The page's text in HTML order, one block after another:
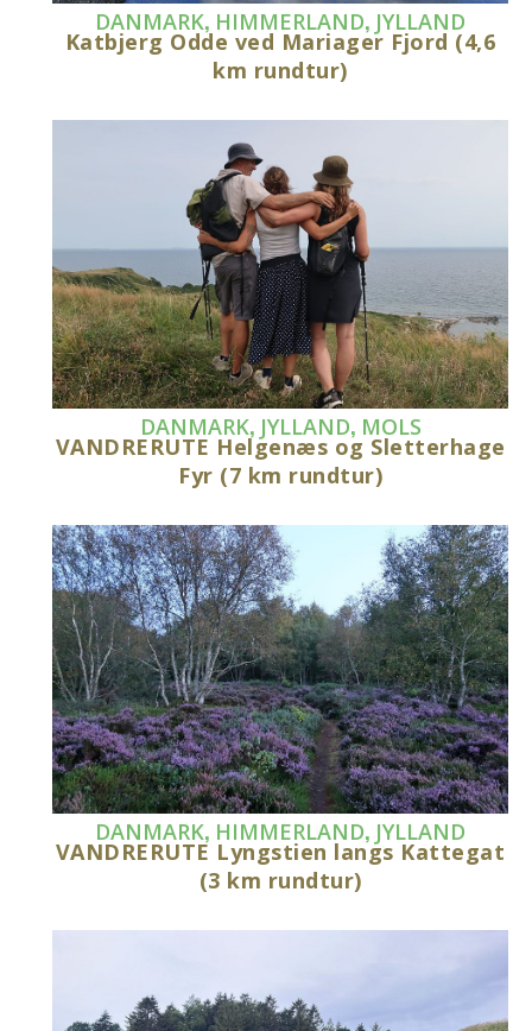
DANMARK, HIMMERLAND, JYLLAND
Katbjerg Odde ved Mariager Fjord (4,6
km rundtur)
DANMARK, JYLLAND, MOLS
VANDRERUTE Helgenæs og Sletterhage
Fyr (7 km rundtur)
DANMARK, HIMMERLAND, JYLLAND
VANDRERUTE Lyngstien langs Kattegat
(3 km rundtur)